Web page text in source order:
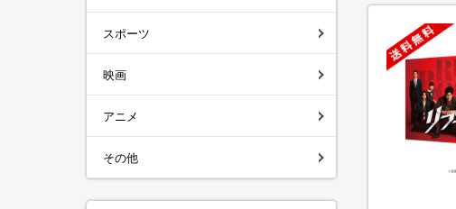
スポーツ
映画
アニメ
その他